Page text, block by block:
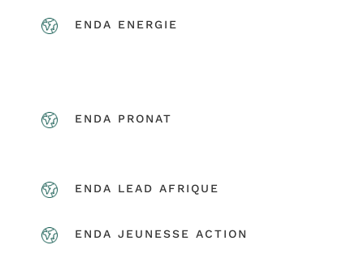
ENDA ENERGIE
ENDA PRONAT
ENDA LEAD AFRIQUE
ENDA JEUNESSE ACTION